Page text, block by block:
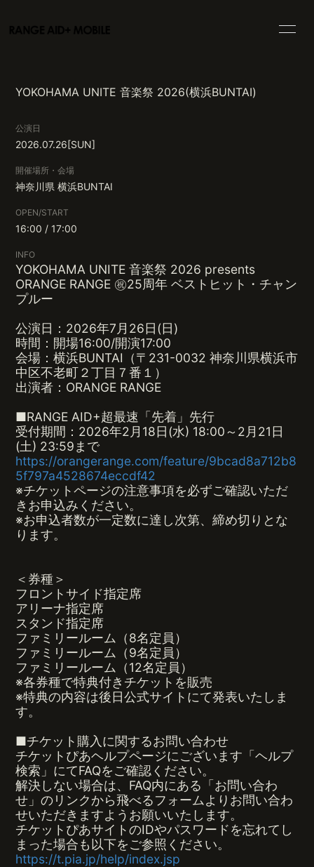
SCHEDULE PROFILE
VIDEO
MOVIE
会員登録 ログイン
YOKOHAMA UNITE 音楽祭 2026(横浜BUNTAI)
公演日
2026.07.26[SUN]
開催場所・会場
神奈川県横浜BUNTAI
OPEN/START
16:00 / 17:00
INFO
YOKOHAMA UNITE 音楽祭 2026 presents
ORANGE RANGE ㊗25周年 ベストヒット・チャン
プルー
公演日：2026年7月26日(日)
時間：開場16:00/開演17:00
会場：横浜BUNTAI（〒231-0032 神奈川県横浜市
中区不老町２丁目７番１）
出演者：ORANGE RANGE
■RANGE AID+超最速「先着」先行
受付期間：2026年2月18日(水) 18:00～2月21日
(土) 23:59まで
https://orangerange.com/feature/9bcad8a712b8
5f797a4528674eccdf42
※チケットページの注意事項を必ずご確認いただ
きお申込みください。
※お申込者数が一定数に達し次第、締め切りとな
ります。
＜券種＞
フロントサイド指定席
アリーナ指定席
スタンド指定席
ファミリールーム（8名定員）
ファミリールーム（9名定員）
ファミリールーム（12名定員）
※各券種で特典付きチケットを販売
※特典の内容は後日公式サイトにて発表いたしま
す。
■チケット購入に関するお問い合わせ
チケットぴあヘルプページにございます「ヘルプ
検索」にてFAQをご確認ください。
解決しない場合は、FAQ内にある「お問い合わ
せ」のリンクから飛べるフォームよりお問い合わ
せいただきますようお願いいたします。
チケットぴあサイトのIDやパスワードを忘れてし
まった場合も以下をご参照ください。
https://t.pia.jp/help/index.jsp